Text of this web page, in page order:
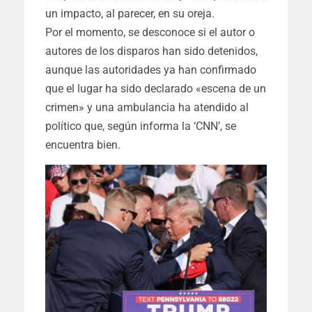
un impacto, al parecer, en su oreja.
Por el momento, se desconoce si el autor o
autores de los disparos han sido detenidos,
aunque las autoridades ya han confirmado
que el lugar ha sido declarado «escena de un
crimen» y una ambulancia ha atendido al
político que, según informa la ‘CNN’, se
encuentra bien.